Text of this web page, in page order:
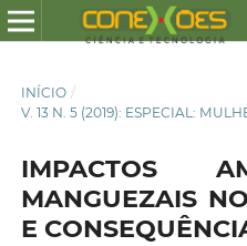
INÍCIO /
V. 13 N. 5 (2019): ESPECIAL:
IMPACTOS
MANGUEZAIS
E